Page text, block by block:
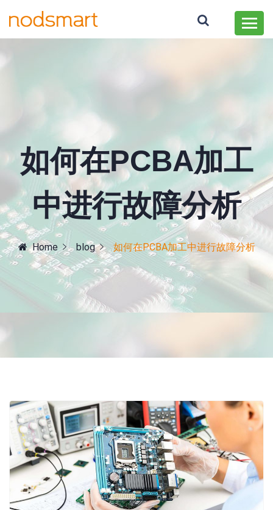
如何在PCBA加工
中进行故障分析
Home blog 如何在PCBA加工中进行故障分析